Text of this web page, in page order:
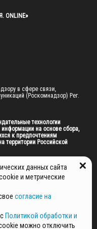
ONLINE»
в сфере связи,
(Роскомнадзор) Рег.
технологии
на основе сбора,
к предпочтениям
территории Российской
ГАУ МО "ЦИФРОВЫЕ
ДАННЫХ
данных сайта
и метрические
согласие на
Политикой обработки и
можно отключить